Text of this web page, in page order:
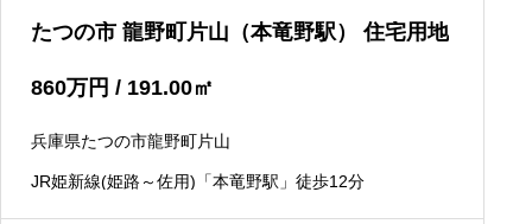
たつの市 龍野町片山（本竜野駅） 住宅用地
860万円 / 191.00㎡
兵庫県たつの市龍野町片山
JR姫新線(姫路～佐用)「本竜野駅」徒歩12分